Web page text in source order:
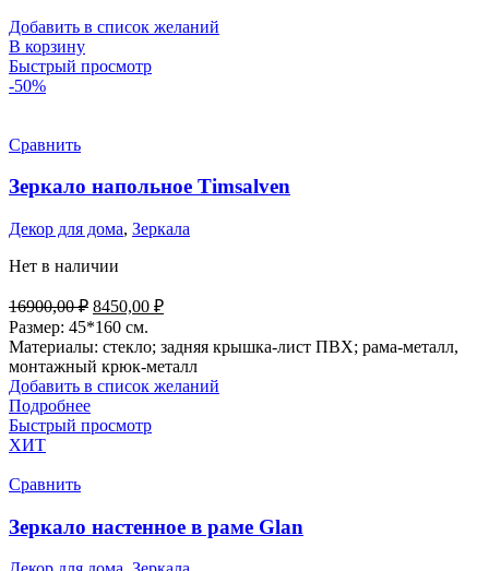
Добавить в список желаний
В корзину
Быстрый просмотр
-50%
Сравнить
Зеркало напольное Timsalven
Декор для дома, Зеркала
Нет в наличии
16900,00₽ Первоначальная
цена
составляла
16900,00 ₽.
8450,00 ₽Текущая
8450,00 ₽.
Размер: 45*160 см.
Материалы: стекло; задняя крышка-лист ПВХ; рама-металл,
монтажный крюк-металл
Добавить в список желаний
Подробнее
Быстрый просмотр
ХИТ
Сравнить
Зеркало настенное в раме Glan